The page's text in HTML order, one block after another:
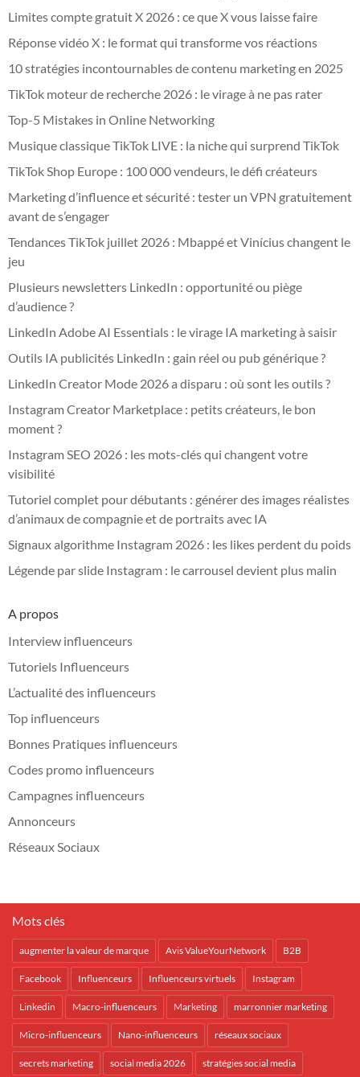
Limites compte gratuit X 2026 : ce que X vous laisse faire
Réponse vidéo X : le format qui transforme vos réactions
10 stratégies incontournables de contenu marketing en 2025
TikTok moteur de recherche 2026 : le virage à ne pas rater
Top-5 Mistakes in Online Networking
Musique classique TikTok LIVE : la niche qui surprend TikTok
TikTok Shop Europe : 100 000 vendeurs, le défi créateurs
Marketing d’influence et sécurité : tester un VPN gratuitement
avant de s’engager
Tendances TikTok juillet 2026 : Mbappé et Vinícius changent le
jeu
Plusieurs newsletters LinkedIn : opportunité ou piège
d’audience ?
LinkedIn Adobe AI Essentials : le virage IA marketing à saisir
Outils IA publicités LinkedIn : gain réel ou pub générique ?
LinkedIn Creator Mode 2026 a disparu : où sont les outils ?
Instagram Creator Marketplace : petits créateurs, le bon
moment ?
Instagram SEO 2026 : les mots-clés qui changent votre
visibilité
Tutoriel complet pour débutants : générer des images réalistes
d’animaux de compagnie et de portraits avec IA
Signaux algorithme Instagram 2026 : les likes perdent du poids
Légende par slide Instagram : le carrousel devient plus malin
A propos
Interview influenceurs
Tutoriels Influenceurs
L’actualité des influenceurs
Top influenceurs
Bonnes Pratiques influenceurs
Codes promo influenceurs
Campagnes influenceurs
Annonceurs
Réseaux Sociaux
Mots clés
augmenter la valeur de marque Avis ValueYourNetwork B2B
Facebook Influenceurs Influenceurs virtuels Instagram
Linkedin Macro-influenceurs Marketing marronnier marketing
Micro-influenceurs Nano-influenceurs réseaux sociaux
secrets marketing social media 2026 stratégies social media